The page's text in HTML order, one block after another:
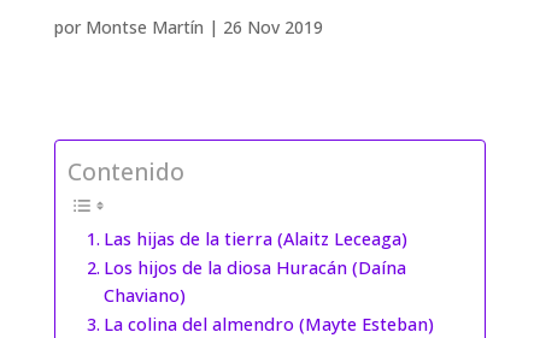
por Montse Martín | 26 Nov 2019
Contenido
Las hijas de la tierra (Alaitz Leceaga)
Los hijos de la diosa Huracán (Daína
Chaviano)
La colina del almendro (Mayte Esteban)